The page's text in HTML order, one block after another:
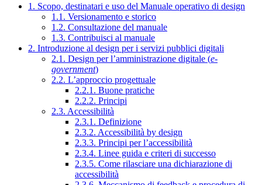
1. Scopo, destinatari e uso del Manuale operativo di design
1.1. Versionamento e storico
1.2. Consultazione del manuale
1.3. Contribuisci al manuale
2. Introduzione al design per i servizi pubblici digitali
2.1. Design per l’amministrazione digitale (e-
government)
2.2. L’approccio progettuale
2.2.1. Buone pratiche
2.2.2. Principi
2.3. Accessibilità
2.3.1. Definizione
2.3.2. Accessibilità by design
2.3.3. Principi per l’accessibilità
2.3.4. Linee guida e criteri di successo
2.3.5. Come rilasciare una dichiarazione di
accessibilità